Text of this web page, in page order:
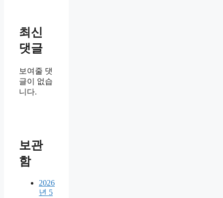
최신
댓글
보여줄 댓
글이 없습
니다.
보관
함
2026
년 5